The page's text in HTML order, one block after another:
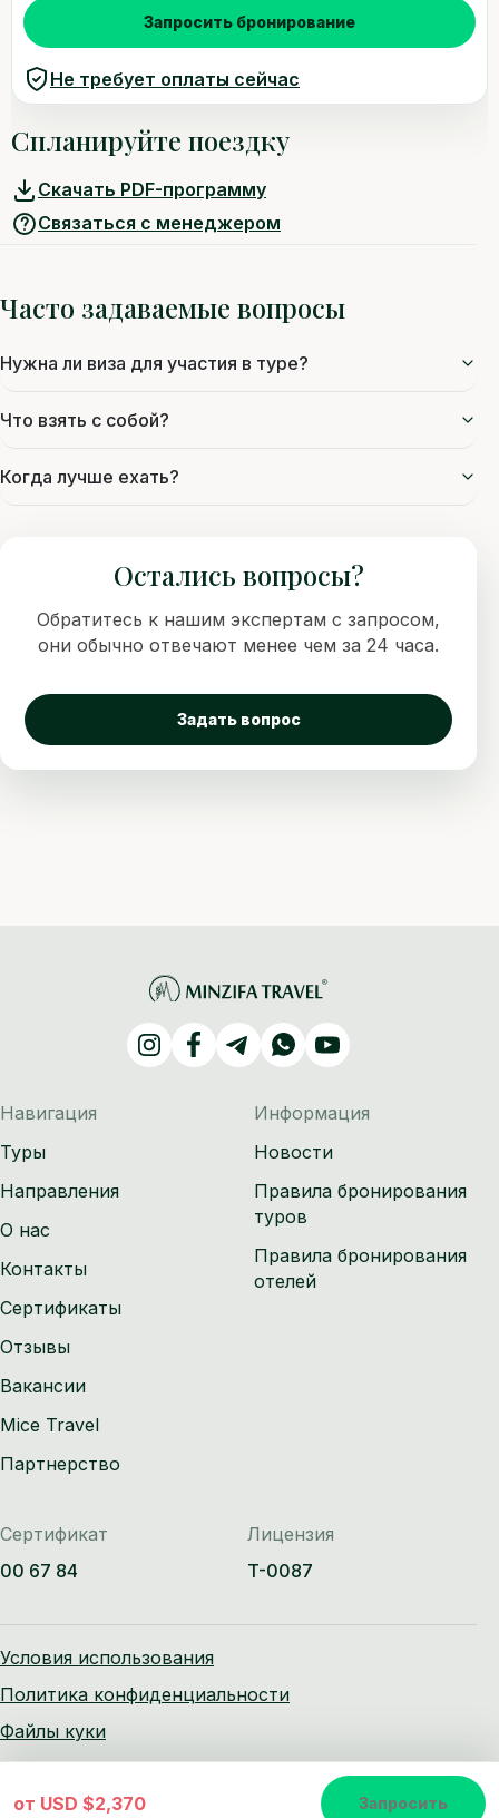
Запросить бронирование
Не требует оплаты сейчас
Спланируйте поездку
Скачать PDF-программу
Связаться с менеджером
Часто задаваемые вопросы
Нужна ли виза для участия в туре?
Что взять с собой?
Когда лучше ехать?
Остались вопросы?
Обратитесь к нашим экспертам с запросом,
они обычно отвечают менее чем за 24 часа.
Задать вопрос
от USD $2,370 Запросить
Навигация
Туры
Направления
О нас
Контакты
Сертификаты
Отзывы
Вакансии
Mice Travel
Партнерство
Информация
Новости
Правила бронирования
туров
Правила бронирования
отелей
Сертификат
00 67 84
Лицензия
T-0087
Условия использования
Политика конфиденциальности
Файлы куки